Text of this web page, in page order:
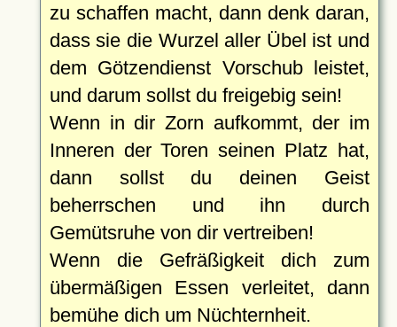
zu schaffen macht, dann denk daran,
dass sie die Wurzel aller Übel ist und
dem Götzendienst Vorschub leistet,
und darum sollst du freigebig sein!
Wenn in dir Zorn aufkommt, der im
Inneren der Toren seinen Platz hat,
dann sollst du deinen Geist
beherrschen und ihn durch
Gemütsruhe von dir vertreiben!
Wenn die Gefräßigkeit dich zum
übermäßigen Essen verleitet, dann
bemühe dich um Nüchternheit.